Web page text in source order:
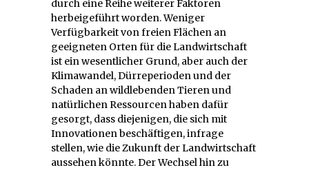
durch eine Reihe weiterer Faktoren
herbeigeführt worden. Weniger
Verfügbarkeit von freien Flächen an
geeigneten Orten für die Landwirtschaft
ist ein wesentlicher Grund, aber auch der
Klimawandel, Dürreperioden und der
Schaden an wildlebenden Tieren und
natürlichen Ressourcen haben dafür
gesorgt, dass diejenigen, die sich mit
Innovationen beschäftigen, infrage
stellen, wie die Zukunft der Landwirtschaft
aussehen könnte. Der Wechsel hin zu